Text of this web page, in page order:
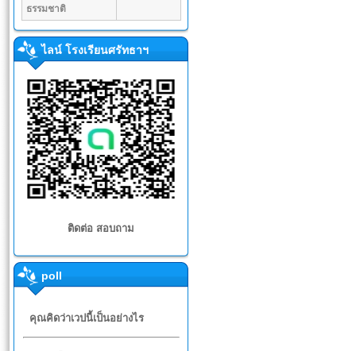
ธรรมชาติ
ไลน์ โรงเรียนศรัทธาฯ
ติดต่อ สอบถาม
poll
คุณคิดว่าเวปนี้เป็นอย่างไร